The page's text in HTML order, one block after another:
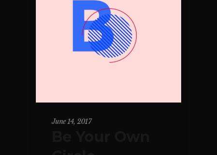
June 14, 2017